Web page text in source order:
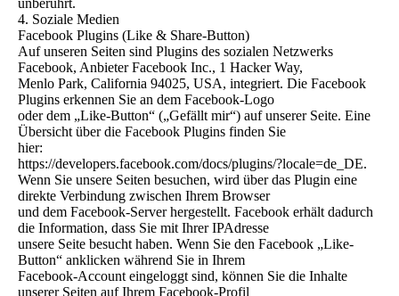
unberührt.
4. Soziale Medien
Facebook Plugins (Like & Share-Button)
Auf unseren Seiten sind Plugins des sozialen Netzwerks
Facebook, Anbieter Facebook Inc., 1 Hacker Way,
Menlo Park, California 94025, USA, integriert. Die Facebook
Plugins erkennen Sie an dem Facebook-Logo
oder dem „Like-Button“ („Gefällt mir“) auf unserer Seite. Eine
Übersicht über die Facebook Plugins finden Sie
hier:
https://developers.facebook.com/docs/plugins/?locale=de_DE.
Wenn Sie unsere Seiten besuchen, wird über das Plugin eine
direkte Verbindung zwischen Ihrem Browser
und dem Facebook-Server hergestellt. Facebook erhält dadurch
die Information, dass Sie mit Ihrer IPAdresse
unsere Seite besucht haben. Wenn Sie den Facebook „Like-
Button“ anklicken während Sie in Ihrem
Facebook-Account eingeloggt sind, können Sie die Inhalte
unserer Seiten auf Ihrem Facebook-Profil